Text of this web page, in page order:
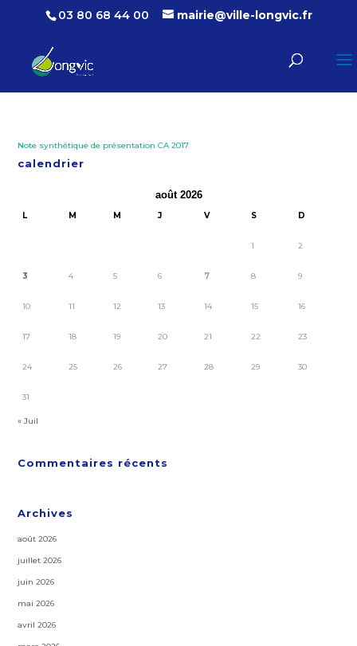
03 80 68 44 00 mairie@ville-longvic.fr
Note synthétique de présentation CA 2017
calendrier
août 2026
L M M J V S D
1 2
3 4 5 6 7 8 9
10 11 12 13 14 15 16
17 18 19 20 21 22 23
24 25 26 27 28 29 30
31
« Juil
Commentaires récents
Archives
août 2026
juillet 2026
juin 2026
mai 2026
avril 2026